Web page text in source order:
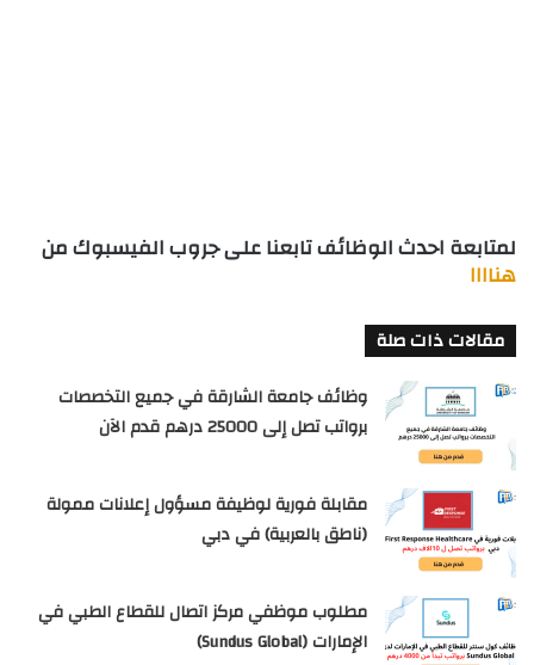
لمتابعة احدث الوظائف تابعنا على جروب الفيسبوك من
هناااا
مقالات ذات صلة
وظائف جامعة الشارقة في جميع التخصصات
برواتب تصل إلى 25000 درهم قدم الآن
مقابلة فورية لوظيفة مسؤول إعلانات ممولة
(ناطق بالعربية) في دبي
مطلوب موظفي مركز اتصال للقطاع الطبي في
الإمارات (Sundus Global)